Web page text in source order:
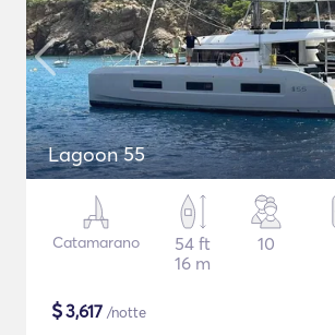
Lagoon 55
Catamarano
54 ft
16 m
10
$3,617 /notte